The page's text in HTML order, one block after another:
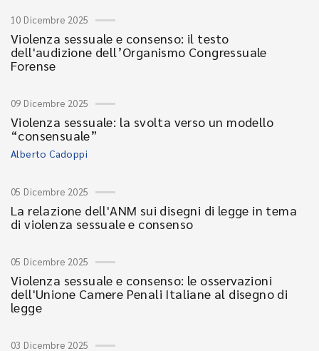
10 Dicembre 2025
Violenza sessuale e consenso: il testo
dell'audizione dell’Organismo Congressuale
Forense
09 Dicembre 2025
Violenza sessuale: la svolta verso un modello
“consensuale”
Alberto Cadoppi
05 Dicembre 2025
La relazione dell'ANM sui disegni di legge in tema
di violenza sessuale e consenso
05 Dicembre 2025
Violenza sessuale e consenso: le osservazioni
dell'Unione Camere Penali Italiane al disegno di
legge
03 Dicembre 2025